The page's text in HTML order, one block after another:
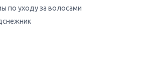
по уходу за волосами